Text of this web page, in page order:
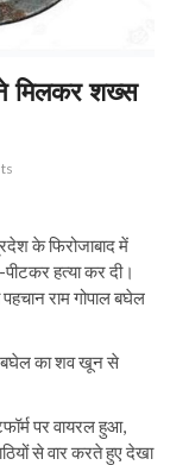
मिलकर शख्स
के फिरोजाबाद में
हत्या कर दी।
राम गोपाल बघेल
बघेल का शव खून से
पर वायरल हुआ,
से वार करते हुए देखा